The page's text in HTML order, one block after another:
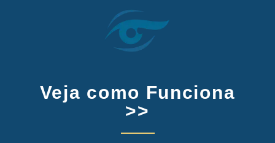
Veja como Funciona
>>